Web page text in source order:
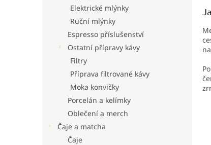
Elektrické mlýnky
Ruční mlýnky
Espresso příslušenství
Ostatní přípravy kávy
Filtry
Příprava filtrované kávy
Moka konvičky
Porcelán a kelímky
Oblečení a merch
Čaje a matcha
Čaje